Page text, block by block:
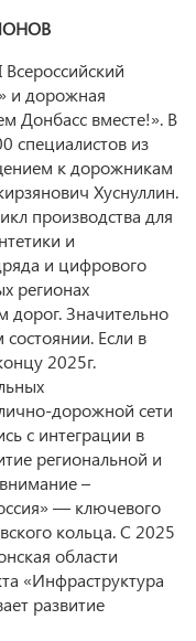
и дорожная
Донбасс вместе!». В
специалистов из
к дорожникам
Хуснуллин.
производства для
и
и цифрового
регионах
дорог. Значительно
Если в
2025г.
сети
с интеграции в
региональной и
–
— ключевого
кольца. С 2025
области
«Инфраструктура
развитие